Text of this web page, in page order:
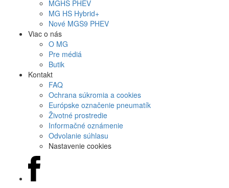
MGHS PHEV
MG HS Hybrid+
Nové MGS9 PHEV
Viac o nás
O MG
Pre médiá
Butik
Kontakt
FAQ
Ochrana súkromia a cookies
Európske označenie pneumatík
Životné prostredie
Informačné oznámenie
Odvolanie súhlasu
Nastavenie cookies